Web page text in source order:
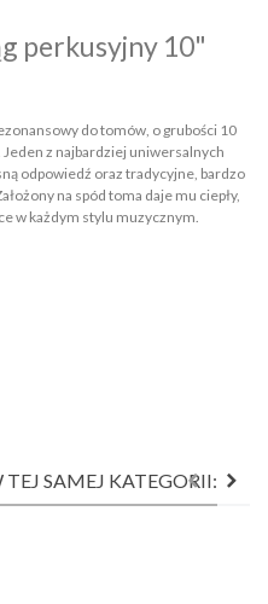
perkusyjny 10"
do tomów, o grubości 10
z najbardziej uniwersalnych
odpowiedź oraz tradycyjne, bardzo
na spód toma daje mu ciepły,
w każdym stylu muzycznym.
SAMEJ KATEGORII: